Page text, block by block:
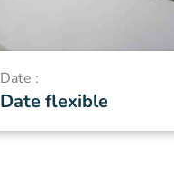
Date :
Date flexible